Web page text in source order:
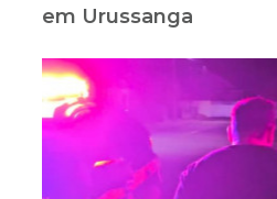
em Urussanga